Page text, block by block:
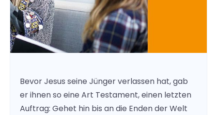
Bevor Jesus seine Jünger verlassen hat, gab
er ihnen so eine Art Testament, einen letzten
Auftrag: Gehet hin bis an die Enden der Welt